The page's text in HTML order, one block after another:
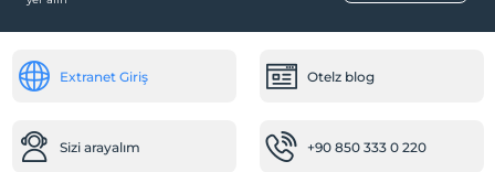
Transfer servisi (ücretli)
Scanner
Extranet Giriş Otelz blog
Sizi arayalım +90 850 333 0 220